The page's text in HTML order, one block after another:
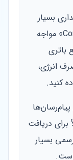
بسیار
کمی دارند. شما مدام با پیام «Connecting» مواجه
باتری
انرژی،
کنید.
برای دریافت
بسیار
است.